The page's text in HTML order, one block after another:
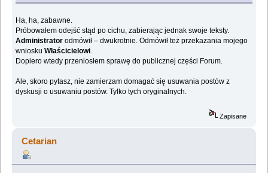
Ha, ha, zabawne.
Próbowałem odejść stąd po cichu, zabierając jednak swoje teksty.
Administrator odmówił – dwukrotnie. Odmówił też przekazania mojego
wnioskuWłaścicielowi.
Dopiero wtedy przeniosłem sprawę do publicznej części Forum.
Ale, skoro pytasz, nie zamierzam domagać się usuwania postów z
dyskusji o usuwaniu postów. Tylko tych oryginalnych.
Zapisane
Cetarian